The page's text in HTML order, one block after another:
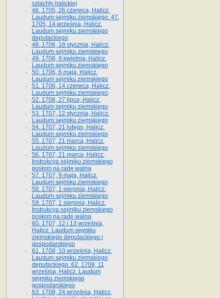
szlachty halickiej
46. 1705, 26 czerwca, Halicz.
Laudum sejmiku ziemskiego. 47.
1705, 14 września, Halicz.
Laudum sejmiku ziemskiego
deputackiego
48. 1706, 18 stycznia, Halicz.
Laudum sejmiku ziemskiego
49. 1706, 9 kwietnia, Halicz.
Laudum sejmiku ziemskiego
50. 1706, 6 maja, Halicz.
Laudum sejmiku ziemskiego
51. 1706, 14 czerwca, Halicz.
Laudum sejmiku ziemskiego
52. 1706, 27 lipca, Halicz.
Laudum sejmiku ziemskiego
53. 1707, 12 stycznia, Halicz.
Laudum sejmiku ziemskiego
54. 1707, 21 lutego, Halicz.
Laudum sejmiku ziemskiego
55. 1707, 21 marca, Halicz.
Laudum sejmiku ziemskiego
56. 1707, 21 marca, Halicz.
Instrukcya sejmiku ziemskiego
posłom na radę walną
57. 1707, 9 maja, Halicz.
Laudum sejmiku ziemskiego
58. 1707, 1 sierpnia, Halicz.
Laudum sejmiku ziemskiego
59. 1707, 1 sierpnia, Halicz.
Instrukcya sejmiku ziemskiego
posłom na radę walną
60. 1707, 12 i 13 września,
Halicz. Laudum sejmiku
ziemskiego deputackiego i
gospodarskiego
61. 1708, 10 września, Halicz.
Laudum sejmiku ziemskiego
deputackiego. 62. 1708, 11
września, Halicz. Laudum
sejmiku ziemskiego
gospodarskiego
63. 1708, 24 września, Halicz.